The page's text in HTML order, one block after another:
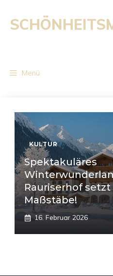
Inhalt
springen
Menü
KULTUR
Spektakuläres
Rauriserhof
Maßstäbe!
16. Februar 2026